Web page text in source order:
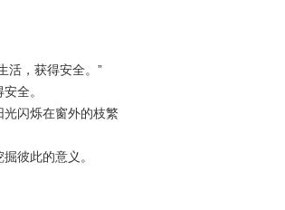
，获得安全。”
全。
闪烁在窗外的枝繁
彼此的意义。